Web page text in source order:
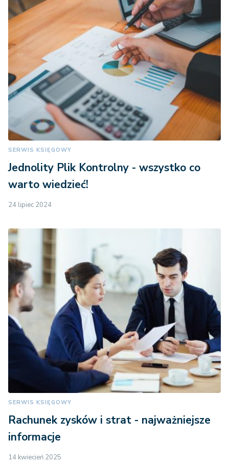
SERWIS KSIĘGOWY
Jednolity Plik Kontrolny - wszystko co
warto wiedzieć!
24 lipiec 2024
SERWIS KSIĘGOWY
Rachunek zysków i strat - najważniejsze
informacje
14 kwiecień 2025